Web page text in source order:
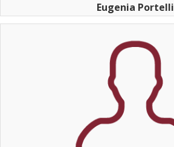
Eugenia Portelli